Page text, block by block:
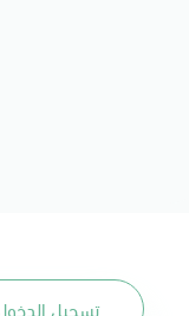
تسجيل